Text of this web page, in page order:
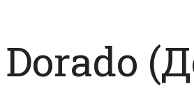
Dorado